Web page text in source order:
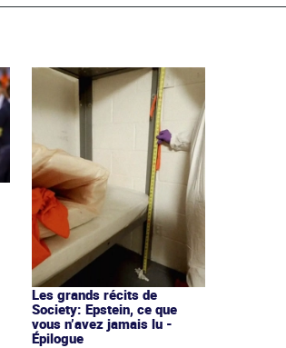
Les grands récits de
Society: Epstein, ce que
vous n’avez jamais lu -
Épilogue